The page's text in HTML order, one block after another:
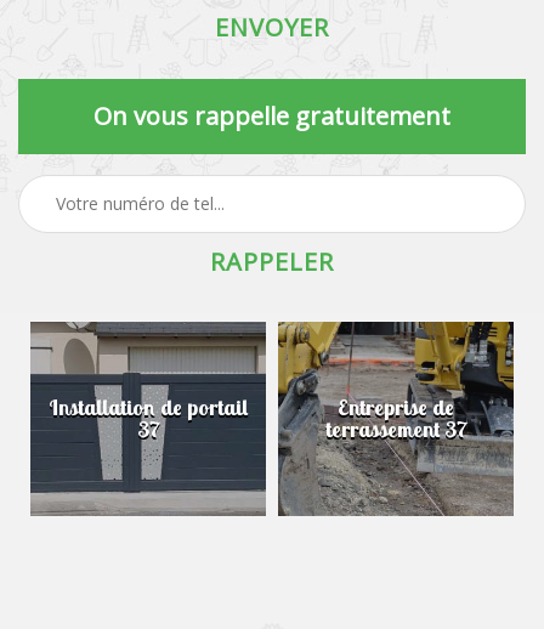
On vous rappelle gratuitement
Installation de portail
37
Entreprise de
terrassement 37